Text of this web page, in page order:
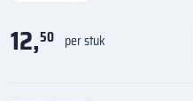
12,50 per stuk